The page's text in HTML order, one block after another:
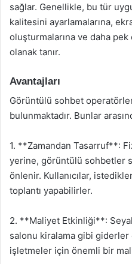
sağlar. Genellikle, bu tür
kalitesini ayarlamalarına,
oluşturmalarına ve daha
olanak tanır.
Avantajları
Görüntülü sohbet
bulunmaktadır. Bunlar
1. **Zamandan Tasarruf**:
yerine, görüntülü sohbetler
önlenir. Kullanıcılar,
toplantı yapabilirler.
2. **Maliyet Etkinliği**:
salonu kiralama gibi
işletmeler için önemli bir